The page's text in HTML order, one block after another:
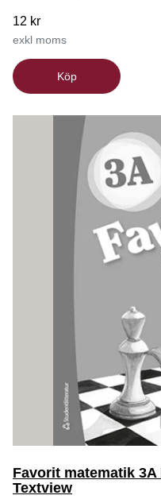
12 kr
exkl moms
Köp
Favorit matematik
Textview